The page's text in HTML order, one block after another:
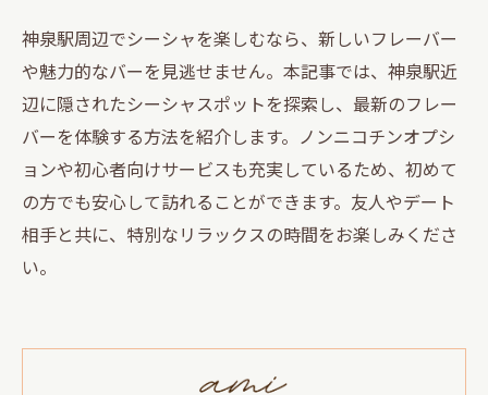
神泉駅周辺でシーシャを楽しむなら、新しいフレーバー
や魅力的なバーを見逃せません。本記事では、神泉駅近
辺に隠されたシーシャスポットを探索し、最新のフレー
バーを体験する方法を紹介します。ノンニコチンオプシ
ョンや初心者向けサービスも充実しているため、初めて
の方でも安心して訪れることができます。友人やデート
相手と共に、特別なリラックスの時間をお楽しみくださ
い。